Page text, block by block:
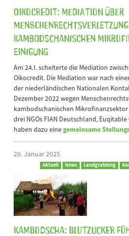
Oikocredit: Mediation über
kambodschanischen
Einigung
Am 24.1. scheiterte die Mediation
Oikocredit. Die Mediation war nach
der niederländischen Nationalen
Dezember 2022 wegen
kambodschanischen
drei NGOs FIAN Deutschland,
haben dazu einegemeinsame
20. Januar 2025
Aktuell News Landgrabbing
Kambodscha: Blutzucker